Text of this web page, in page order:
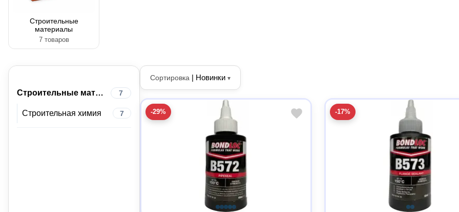
Строительные
материалы
7 товаров
Строительные материалы 7
Строительная химия 7
Сортировка | Новинки ▾
-29% -17%